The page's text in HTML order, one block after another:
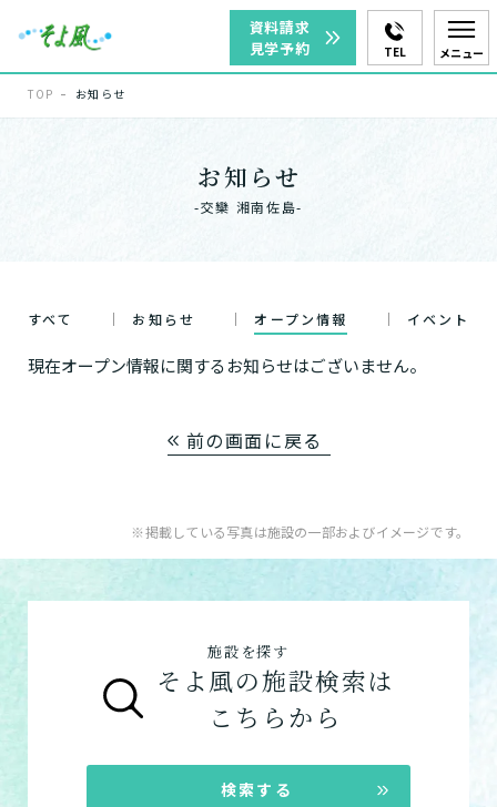
資料請求
見学予約
TEL メニュー
TOP お知らせ
お知らせ
-交欒 湘南佐島-
すべて お知らせ オープン情報 イベント
現在オープン情報に関するお知らせはございません。
前の画面に戻る
※掲載している写真は施設の一部およびイメージです。
施設を探す
そよ風の施設検索は
こちらから
検索する